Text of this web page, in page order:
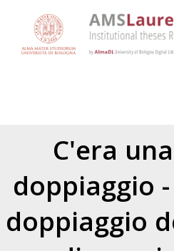
C'era
doppiaggio
doppiaggio